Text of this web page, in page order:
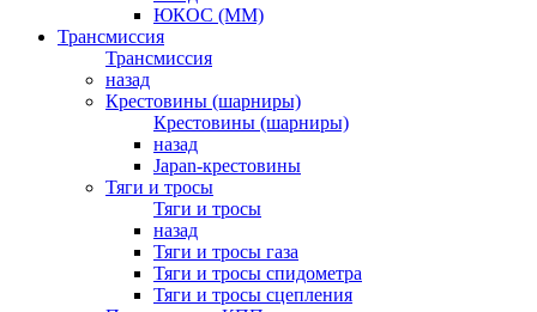
ЮКОС (ММ)
Трансмиссия
Трансмиссия
назад
Крестовины (шарниры)
Крестовины (шарниры)
назад
Japan-крестовины
Тяги и тросы
Тяги и тросы
назад
Тяги и тросы газа
Тяги и тросы спидометра
Тяги и тросы сцепления